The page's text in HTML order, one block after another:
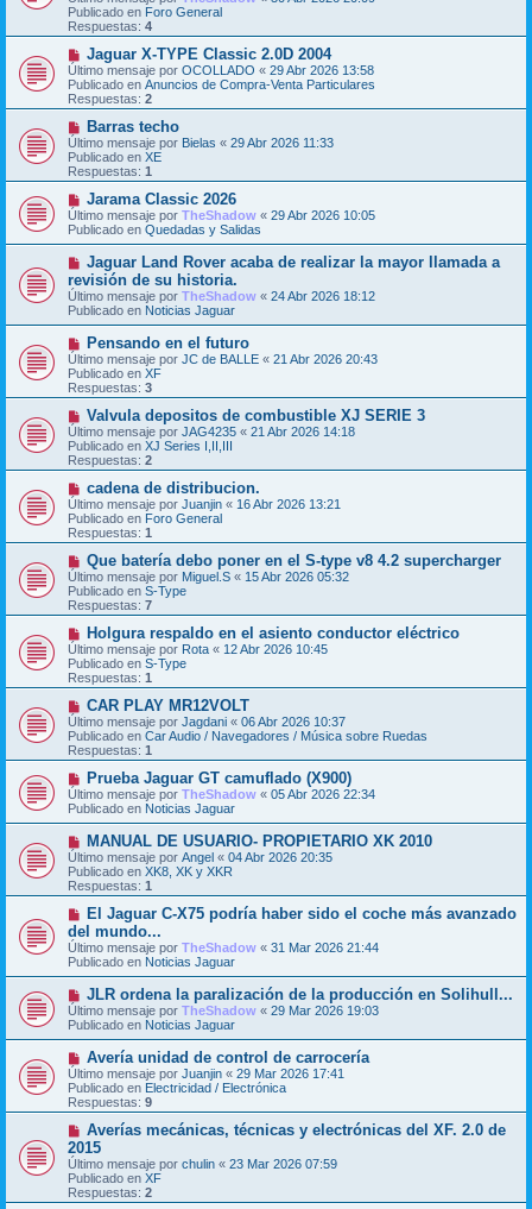
a
j
e
v
o
m
n
s
a
j
e
Publicado en Foro General
Respuestas: 4
N
u
e
v
o
m
e
n
s
a
e
Jaguar X-TYPE Classic 2.0D 2004
Último mensaje por OCOLLADO « 29 Abr 2026 13:58
Publicado en Anuncios de Compra-Venta Particulares
Respuestas: 2
N
u
e
v
o
m
e
n
s
e
Barras techo
Último mensaje por Bielas « 29 Abr 2026 11:33
Publicado en XE
Respuestas: 1
N
u
e
v
m
e
n
s
a
e
Jarama Classic 2026
Último mensaje por TheShadow « 29 Abr 2026 10:05
Publicado en Quedadas y Salidas
N
e
v
o
m
n
s
a
j
e
Jaguar Land Rover acaba de realizar la mayor llamada a
revisión de su historia.
Último mensaje por TheShadow « 24 Abr 2026 18:12
Publicado en Noticias Jaguar
N
u
e
v
o
m
e
n
s
a
e
Pensando en el futuro
Último mensaje por JC de BALLE « 21 Abr 2026 20:43
Publicado en XF
Respuestas: 3
N
u
e
v
o
m
e
n
s
a
e
Valvula depositos de combustible XJ SERIE 3
Último mensaje por JAG4235 « 21 Abr 2026 14:18
Publicado en XJ Series I,II,III
Respuestas: 2
N
u
e
v
o
m
e
n
s
a
e
cadena de distribucion.
Último mensaje por Juanjin « 16 Abr 2026 13:21
Publicado en Foro General
Respuestas: 1
N
u
e
v
o
m
e
n
s
a
e
Que batería debo poner en el S-type v8 4.2 supercharger
Último mensaje por Miguel.S « 15 Abr 2026 05:32
Publicado en S-Type
Respuestas: 7
N
u
e
v
o
m
e
n
s
a
e
Holgura respaldo en el asiento conductor eléctrico
Último mensaje por Rota « 12 Abr 2026 10:45
Publicado en S-Type
Respuestas: 1
N
u
e
v
o
m
e
n
s
e
CAR PLAY MR12VOLT
Último mensaje por Jagdani « 06 Abr 2026 10:37
Publicado en Car Audio / Navegadores / Música sobre Ruedas
Respuestas: 1
N
u
e
v
o
m
e
n
s
e
Prueba Jaguar GT camuflado (X900)
Último mensaje por TheShadow « 05 Abr 2026 22:34
Publicado en Noticias Jaguar
N
u
e
v
o
m
e
n
s
a
j
e
MANUAL DE USUARIO- PROPIETARIO XK 2010
Último mensaje por Angel « 04 Abr 2026 20:35
Publicado en XK8, XK y XKR
Respuestas: 1
N
u
e
v
o
m
e
n
s
a
e
El Jaguar C-X75 podría haber sido el coche más avanzado
del mundo...
Último mensaje por TheShadow « 31 Mar 2026 21:44
Publicado en Noticias Jaguar
N
u
e
v
m
e
n
s
e
JLR ordena la paralización de la producción en Solihull...
Último mensaje por TheShadow « 29 Mar 2026 19:03
Publicado en Noticias Jaguar
N
u
e
v
o
m
e
n
s
a
j
Avería unidad de control de carrocería
Último mensaje por Juanjin « 29 Mar 2026 17:41
Publicado en Electricidad / Electrónica
Respuestas: 9
N
u
e
v
o
m
Averías mecánicas, técnicas y electrónicas del XF. 2.0 de
2015
Último mensaje por chulin « 23 Mar 2026 07:59
Publicado en XF
Respuestas: 2